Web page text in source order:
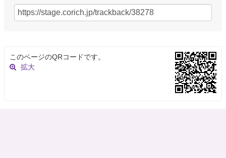
このページのQRコードです。
拡大